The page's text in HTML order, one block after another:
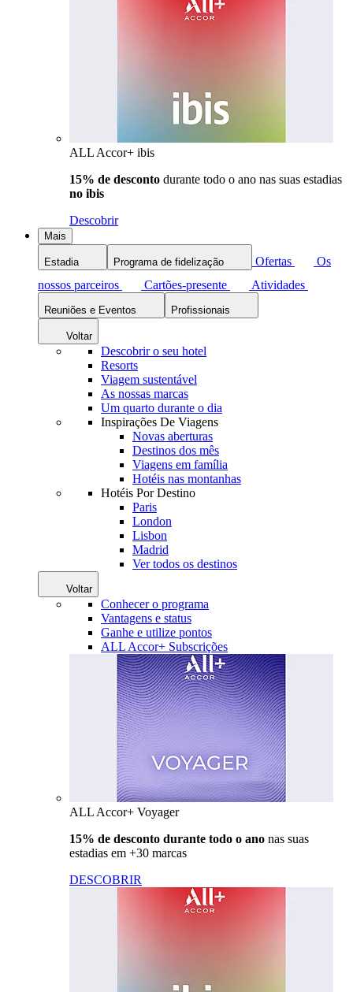
ALL Accor+ ibis
15% de desconto durante todo o ano nas suas estadias
no ibis
Descobrir
Mais
Estadia Programa de fidelização Ofertas
Os
nossos parceiros
Cartões-presente Atividades
Reuniões e Eventos Profissionais
Voltar
Descobrir o seu hotel
Resorts
Viagem sustentável
As nossas marcas
Um quarto durante o dia
Inspirações De Viagens
Novas aberturas
Destinos dos mês
Viagens em família
Hotéis nas montanhas
Hotéis Por Destino
Paris
London
Lisbon
Madrid
Ver todos os destinos
Voltar
Conhecer o programa
Vantagens e status
Ganhe e utilize pontos
ALL Accor+ Subscrições
ALL Accor+ Voyager
15% de desconto durante todo o ano nas suas
estadias em +30 marcas
DESCOBRIR